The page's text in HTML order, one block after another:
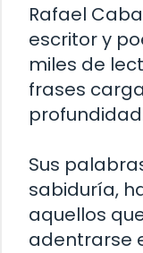
Rafael
escritor y
miles de
frases
Sus
sabiduría,
aquellos
adentrarse